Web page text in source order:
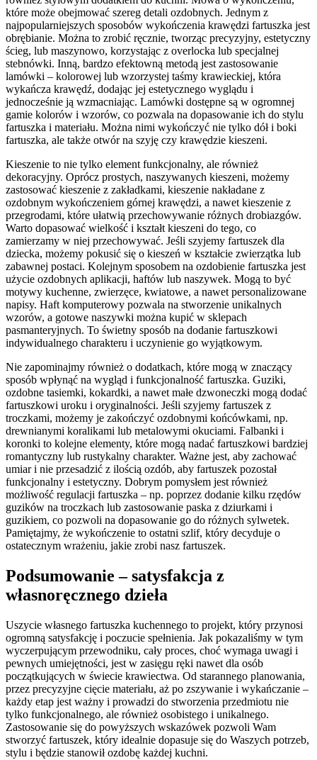
które może obejmować szereg detali ozdobnych. Jednym z
najpopularniejszych sposobów wykończenia krawędzi fartuszka jest
obrębianie. Można to zrobić ręcznie, tworząc precyzyjny, estetyczny
ścieg, lub maszynowo, korzystając z overlocka lub specjalnej
stebnówki. Inną, bardzo efektowną metodą jest zastosowanie
lamówki – kolorowej lub wzorzystej taśmy krawieckiej, która
wykańcza krawędź, dodając jej estetycznego wyglądu i
jednocześnie ją wzmacniając. Lamówki dostępne są w ogromnej
gamie kolorów i wzorów, co pozwala na dopasowanie ich do stylu
fartuszka i materiału. Można nimi wykończyć nie tylko dół i boki
fartuszka, ale także otwór na szyję czy krawędzie kieszeni.
Kieszenie to nie tylko element funkcjonalny, ale również
dekoracyjny. Oprócz prostych, naszywanych kieszeni, możemy
zastosować kieszenie z zakładkami, kieszenie nakładane z
ozdobnym wykończeniem górnej krawędzi, a nawet kieszenie z
przegrodami, które ułatwią przechowywanie różnych drobiazgów.
Warto dopasować wielkość i kształt kieszeni do tego, co
zamierzamy w niej przechowywać. Jeśli szyjemy fartuszek dla
dziecka, możemy pokusić się o kieszeń w kształcie zwierzątka lub
zabawnej postaci. Kolejnym sposobem na ozdobienie fartuszka jest
użycie ozdobnych aplikacji, haftów lub naszywek. Mogą to być
motywy kuchenne, zwierzęce, kwiatowe, a nawet personalizowane
napisy. Haft komputerowy pozwala na stworzenie unikalnych
wzorów, a gotowe naszywki można kupić w sklepach
pasmanteryjnych. To świetny sposób na dodanie fartuszkowi
indywidualnego charakteru i uczynienie go wyjątkowym.
Nie zapominajmy również o dodatkach, które mogą w znaczący
sposób wpłynąć na wygląd i funkcjonalność fartuszka. Guziki,
ozdobne tasiemki, kokardki, a nawet małe dzwoneczki mogą dodać
fartuszkowi uroku i oryginalności. Jeśli szyjemy fartuszek z
troczkami, możemy je zakończyć ozdobnymi końcówkami, np.
drewnianymi koralikami lub metalowymi okuciami. Falbanki i
koronki to kolejne elementy, które mogą nadać fartuszkowi bardziej
romantyczny lub rustykalny charakter. Ważne jest, aby zachować
umiar i nie przesadzić z ilością ozdób, aby fartuszek pozostał
funkcjonalny i estetyczny. Dobrym pomysłem jest również
możliwość regulacji fartuszka – np. poprzez dodanie kilku rzędów
guzików na troczkach lub zastosowanie paska z dziurkami i
guzikiem, co pozwoli na dopasowanie go do różnych sylwetek.
Pamiętajmy, że wykończenie to ostatni szlif, który decyduje o
ostatecznym wrażeniu, jakie zrobi nasz fartuszek.
Podsumowanie – satysfakcja z
własnoręcznego dzieła
Uszycie własnego fartuszka kuchennego to projekt, który przynosi
ogromną satysfakcję i poczucie spełnienia. Jak pokazaliśmy w tym
wyczerpującym przewodniku, cały proces, choć wymaga uwagi i
pewnych umiejętności, jest w zasięgu ręki nawet dla osób
początkujących w świecie krawiectwa. Od starannego planowania,
przez precyzyjne cięcie materiału, aż po zszywanie i wykańczanie –
każdy etap jest ważny i prowadzi do stworzenia przedmiotu nie
tylko funkcjonalnego, ale również osobistego i unikalnego.
Zastosowanie się do powyższych wskazówek pozwoli Wam
stworzyć fartuszek, który idealnie dopasuje się do Waszych potrzeb,
stylu i będzie stanowił ozdobę każdej kuchni.